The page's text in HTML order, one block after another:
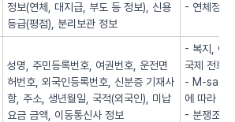
정보(연체, 대지급, 부도 등 정보), 신용
등급(평점), 분리보관 정보
- 연체정보
성명, 주민등록번호, 여권번호, 운전면
허번호, 외국인등록번호, 신분증 기재사
항, 주소, 생년월일, 국적(외국인), 미납
요금 금액, 이동통신사 정보
- 복지, 이
국제 전화
- M-safer
에 따라
- 분쟁조정